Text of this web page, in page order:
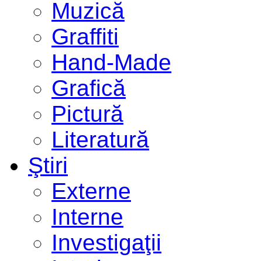
Muzică
Graffiti
Hand-Made
Grafică
Pictură
Literatură
Ştiri
Externe
Interne
Investigaţii